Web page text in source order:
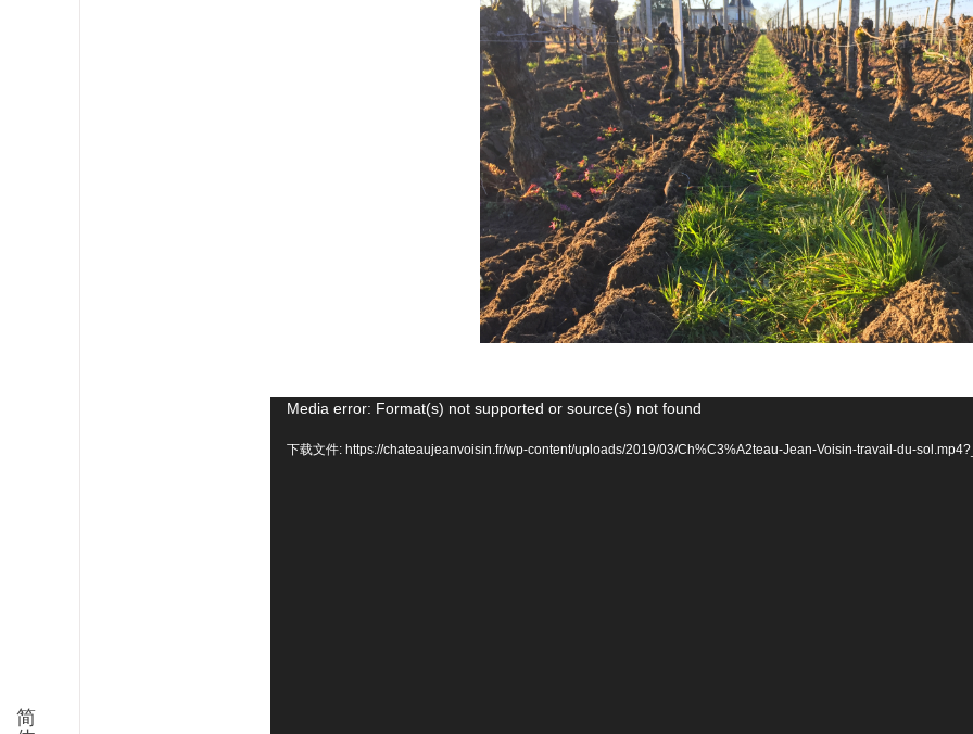
简
视
频
Media error: Format(s) not supported or source(s) not found
下载文件: https://chateaujeanvoisin.fr/wp-content/uploads/2019/03/Ch%C3%A2teau-Jean-Voisin-travail-du-